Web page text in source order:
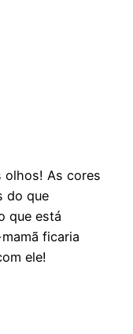
olhos! As cores
do que
que está
ficaria
ele!